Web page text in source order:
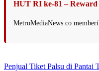
HUT RI ke-81 –
MetroMediaNews.co
Penjual Tiket Palsu di Pantai